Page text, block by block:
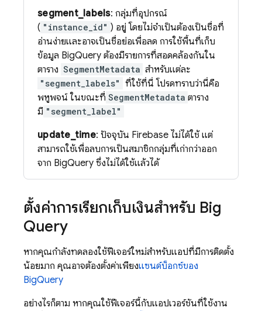
segment_labels: กลุ่มที่อุปกรณ์
( "instance_id" ) อยู่ โดยไม่จำเป็นต้องเป็นชื่อที่
อ่านง่ายและอาจเป็นชื่อย่อเพื่อลด การใช้พื้นที่เก็บ
ข้อมูล BigQuery ต้องมีรายการที่สอดคล้องกันใน
ตาราง SegmentMetadata สำหรับแต่ละ
"segment_labels" ที่ใช้ที่นี่ โปรดทราบว่านี่คือ
พหูพจน์ ในขณะที่ SegmentMetadata ตาราง
มี "segment_label"
update_time: ปัจจุบัน Firebase ไม่ได้ใช้ แต่
สามารถใช้เพื่อลบการเป็นสมาชิกกลุ่มที่เก่ากว่าออก
จาก BigQuery ซึ่งไม่ได้ใช้แล้วได้
ตั้งค่าการเรียกเก็บเงินสำหรับ Big
Query
หากคุณกำลังทดลองใช้ฟีเจอร์ใหม่สำหรับแอปที่มีการติดตั้ง
น้อยมาก คุณอาจต้องตั้งค่าเพียงแซนด์บ็อกซ์ของ
BigQuery
อย่างไรก็ตาม หากคุณใช้ฟีเจอร์นี้กับแอปเวอร์ชันที่ใช้งาน